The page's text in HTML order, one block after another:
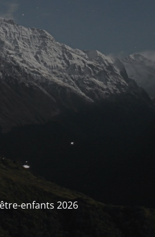
enfants 2026